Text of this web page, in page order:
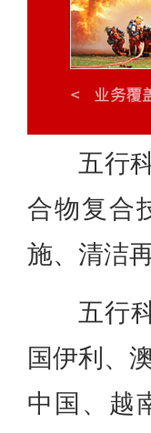
五行
合物复合
施、清洁
五行
国伊利、
中国、越